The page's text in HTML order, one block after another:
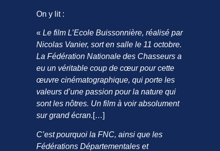
On y lit :
«Le film L’Ecole Buissonnière, réalisé par
Nicolas Vanier, sort en salle le 11 octobre.
La Fédération Nationale des Chasseurs a
eu un véritable coup de cœur pour cette
œuvre cinématographique, qui porte les
valeurs d’une passion pour la nature qui
sont les nôtres. Un film à voir absolument
sur grand écran.[…]
C’est pourquoi la FNC, ainsi que les
Fédérations Départementales et